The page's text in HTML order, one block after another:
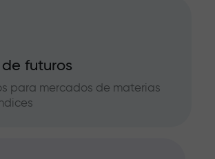
de futuros
para mercados de materias